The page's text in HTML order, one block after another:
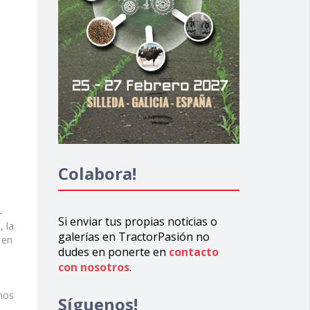
la
Colabora!
Si enviar tus propias noticias o
galerías en TractorPasión no
dudes en ponerte en contacto
con nosotros.
Síguenos!